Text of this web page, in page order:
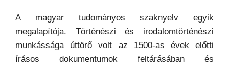
A magyar tudományos szaknyelv egyik
megalapítója. Történészi és irodalomtörténészi
munkássága úttörő volt az 1500-as évek előtti
írásos dokumentumok feltárásában és